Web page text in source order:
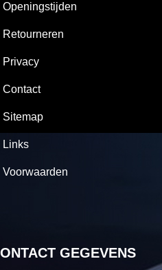
Openingstijden
Retourneren
Privacy
Contact
Sitemap
Links
Voorwaarden
GEGEVENS